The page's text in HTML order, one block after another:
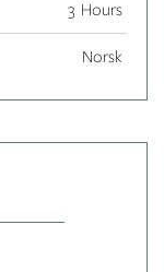
3 Hours
Norsk